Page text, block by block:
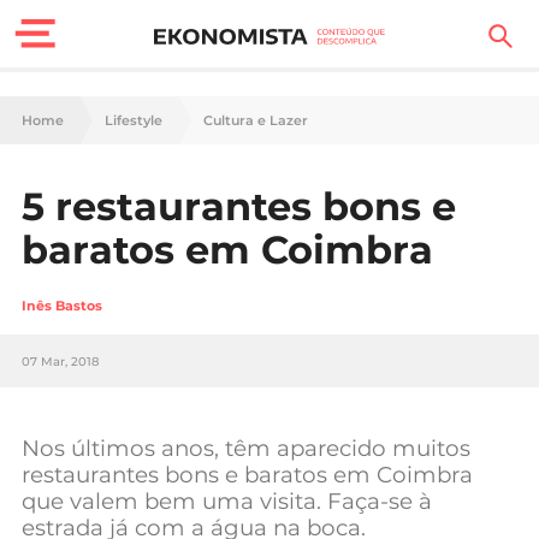
Finanças Pessoais
Carreira
Tecnologia
Negócios
Home Lifestyle Cultura e Lazer
5 restaurantes bons e
baratos em Coimbra
Inês Bastos
07 Mar, 2018
Nos últimos anos, têm aparecido muitos
restaurantes bons e baratos em Coimbra
que valem bem uma visita. Faça-se à
estrada já com a água na boca.